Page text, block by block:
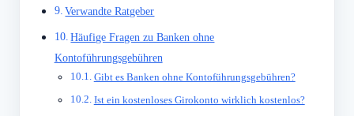
Verwandte Ratgeber
Häufige Fragen zu Banken ohne
Kontoführungsgebühren
Gibt es Banken ohne Kontoführungsgebühren?
Ist ein kostenloses Girokonto wirklich kostenlos?